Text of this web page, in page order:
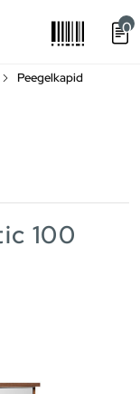
0
Peegelkapid
100